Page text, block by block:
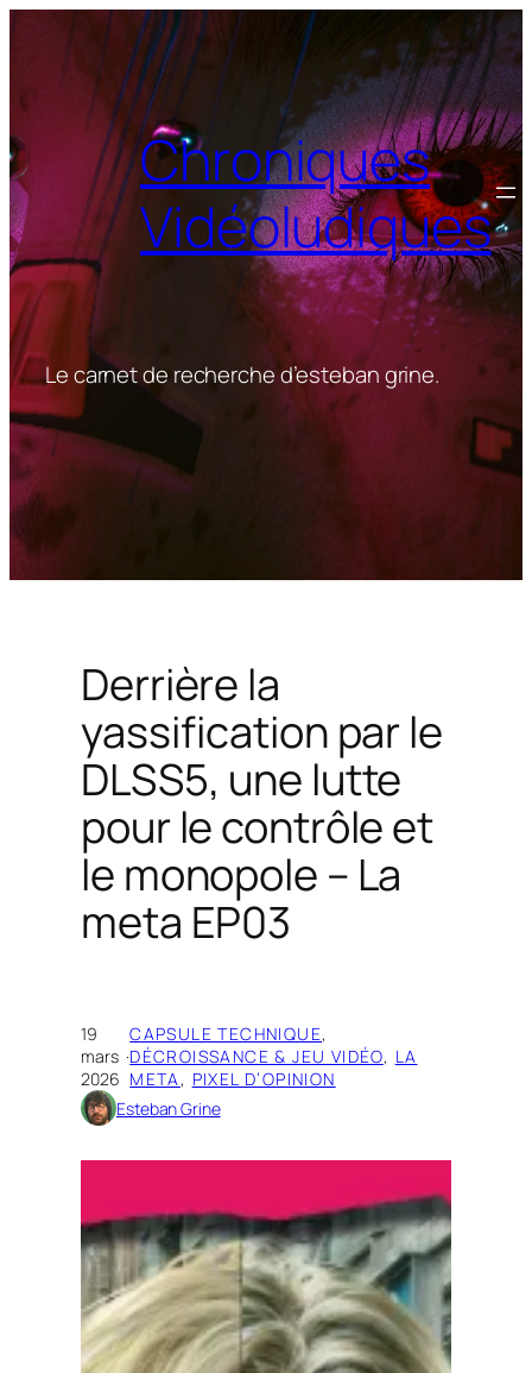
Chroniques
Vidéoludiques
Le carnet de recherche d’esteban grine.
Derrière la
yassification par le
DLSS5, une lutte
pour le contrôle et
le monopole – La
meta EP03
19
mars
2026
·
CAPSULE TECHNIQUE
DÉCROISSANCE & JEU VIDÉO, LA
META, PIXEL D’OPINION
Esteban Grine